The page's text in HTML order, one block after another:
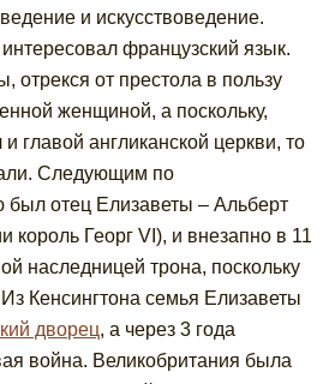
и искусствоведение.
французский язык.
отрекся от престола в пользу
женщиной, а поскольку,
главой англиканской церкви, то
Следующим по
был отец Елизаветы – Альберт
король Георг VI), и внезапно в 11
наследницей трона, поскольку
Кенсингтона семья Елизаветы
дворец, а через 3 года
война. Великобритания была